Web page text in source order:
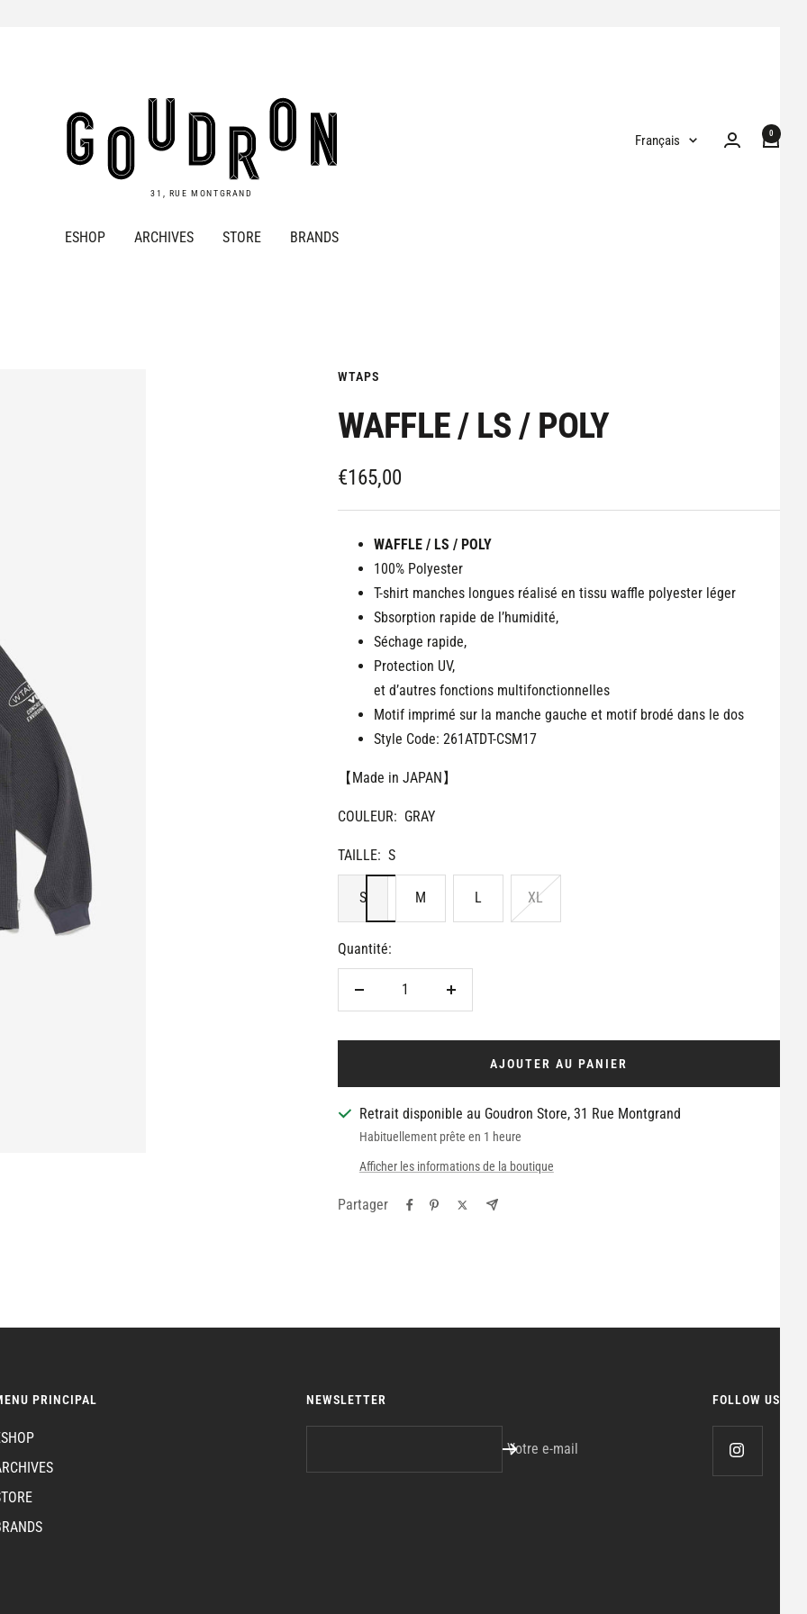
Store
31, RUE MONTGRAND
Langue
Français 0
ESHOP ARCHIVES STORE BRANDS
WTAPS
WAFFLE / LS / POLY
Prix
de
vente
€165,00
WAFFLE / LS / POLY
100% Polyester
T-shirt manches longues réalisé en tissu waffle polyester léger
Sbsorption rapide de l’humidité,
Séchage rapide,
Protection UV,
et d’autres fonctions multifonctionnelles
Motif imprimé sur la manche gauche et motif brodé dans le dos
Style Code: 261ATDT-CSM17
【Made in JAPAN】
COULEUR: GRAY
TAILLE: S
S M L XL
Quantité:
AJOUTER AU PANIER
Retrait disponible au Goudron Store, 31 Rue Montgrand
Habituellement prête en 1 heure
Afficher les informations de la boutique
Partager
PRINCIPAL NEWSLETTER
Votre e-mail
FOLLOW US